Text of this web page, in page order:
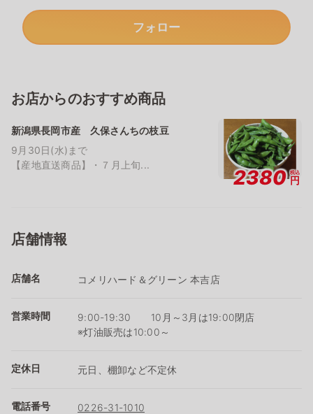
フォロー
お店からのおすすめ商品
新潟県長岡市産 久保さんちの枝豆
9月30日(水)まで
【産地直送商品】・７月上旬...
2380 税込
円
店舗情報
店舗名 コメリハード＆グリーン 本吉店
営業時間
9:00-19:30 10月～3月は19:00閉店
※灯油販売は10:00～
定休日 元日、棚卸など不定休
電話番号 0226-31-1010